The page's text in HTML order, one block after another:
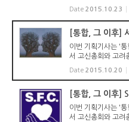
onference of the
제: 세례와 성찬)에
목사(인도개혁장로
Date 2015.10.23
[통합, 그 이후]
이번 기획기사는 '
서 고신총회와 고려
런데 이번 통합은
고백과 신앙을 확인
Date 2015.10.20
[통합, 그 이후]
이번 기획기사는 '
서 고신총회와 고려